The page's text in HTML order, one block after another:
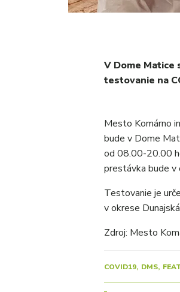
V Dome Matice
testovanie na
Mesto Komárno
bude v Dome
od 08.00-20.00
prestávka bude
Testovanie je
v okrese
Zdroj: Mesto
COVID19 DMS